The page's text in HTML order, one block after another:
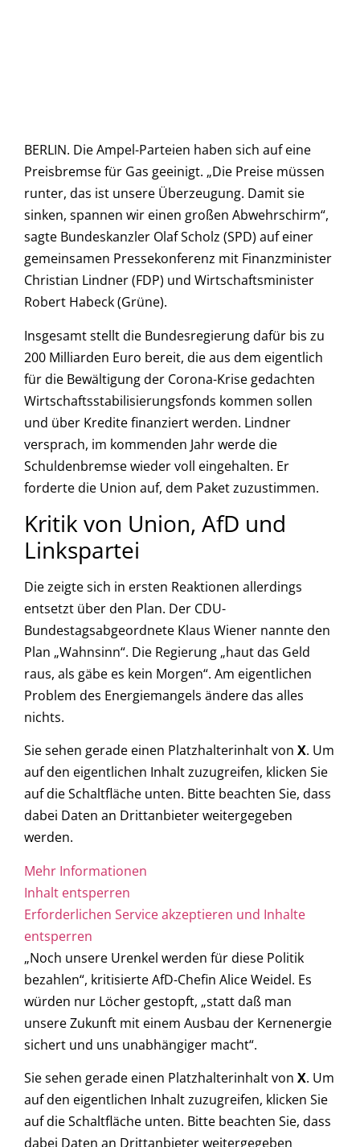
BERLIN. Die Ampel-Parteien haben sich auf eine
Preisbremse für Gas geeinigt. „Die Preise müssen
runter, das ist unsere Überzeugung. Damit sie
sinken, spannen wir einen großen Abwehrschirm“,
sagte Bundeskanzler Olaf Scholz (SPD) auf einer
gemeinsamen Pressekonferenz mit Finanzminister
Christian Lindner (FDP) und Wirtschaftsminister
Robert Habeck (Grüne).
Insgesamt stellt die Bundesregierung dafür bis zu
200 Milliarden Euro bereit, die aus dem eigentlich
für die Bewältigung der Corona-Krise gedachten
Wirtschaftsstabilisierungsfonds kommen sollen
und über Kredite finanziert werden. Lindner
versprach, im kommenden Jahr werde die
Schuldenbremse wieder voll eingehalten. Er
forderte die Union auf, dem Paket zuzustimmen.
Kritik von Union, AfD und
Linkspartei
Die zeigte sich in ersten Reaktionen allerdings
entsetzt über den Plan. Der CDU-
Bundestagsabgeordnete Klaus Wiener nannte den
Plan „Wahnsinn“. Die Regierung „haut das Geld
raus, als gäbe es kein Morgen“. Am eigentlichen
Problem des Energiemangels ändere das alles
nichts.
Sie sehen gerade einen Platzhalterinhalt von X. Um
auf den eigentlichen Inhalt zuzugreifen, klicken Sie
auf die Schaltfläche unten. Bitte beachten Sie, dass
dabei Daten an Drittanbieter weitergegeben
werden.
Mehr Informationen
Inhalt entsperren
Erforderlichen Service akzeptieren und Inhalte
entsperren
„Noch unsere Urenkel werden für diese Politik
bezahlen“, kritisierte AfD-Chefin Alice Weidel. Es
würden nur Löcher gestopft, „statt daß man
unsere Zukunft mit einem Ausbau der Kernenergie
sichert und uns unabhängiger macht“.
Sie sehen gerade einen Platzhalterinhalt von X. Um
auf den eigentlichen Inhalt zuzugreifen, klicken Sie
auf die Schaltfläche unten. Bitte beachten Sie, dass
dabei Daten an Drittanbieter weitergegeben